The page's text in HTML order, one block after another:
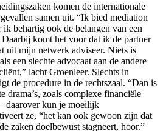
komen de internationale
samen uit. “Ik bied mediation
ik behartig ook de belangen van een
komt het voor dat ik de partner
uit mijn netwerk adviseer. Niets is
een slechte advocaat aan de andere
lacht Groenleer. Slechts in
de procedure in de rechtszaal. “Dan is
drama’s, zoals complexe financiële
daarover kun je moeilijk
ze, “het kan ook gewoon zijn dat
zaken doelbewust stagneert, hoor.”